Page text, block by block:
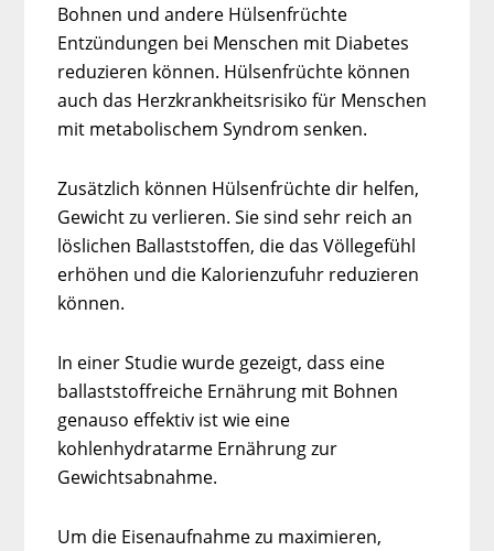
Bohnen und andere Hülsenfrüchte
Entzündungen bei Menschen mit Diabetes
reduzieren können. Hülsenfrüchte können
auch das Herzkrankheitsrisiko für Menschen
mit metabolischem Syndrom senken.
Zusätzlich können Hülsenfrüchte dir helfen,
Gewicht zu verlieren. Sie sind sehr reich an
löslichen Ballaststoffen, die das Völlegefühl
erhöhen und die Kalorienzufuhr reduzieren
können.
In einer Studie wurde gezeigt, dass eine
ballaststoffreiche Ernährung mit Bohnen
genauso effektiv ist wie eine
kohlenhydratarme Ernährung zur
Gewichtsabnahme.
Um die Eisenaufnahme zu maximieren,